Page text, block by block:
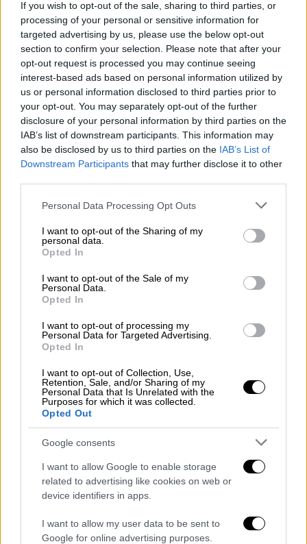
If you wish to opt-out of the sale, sharing to third parties, or
processing of your personal or sensitive information for
targeted advertising by us, please use the below opt-out
section to confirm your selection. Please note that after your
opt-out request is processed you may continue seeing
interest-based ads based on personal information utilized by
us or personal information disclosed to third parties prior to
your opt-out. You may separately opt-out of the further
disclosure of your personal information by third parties on the
IAB’s list of downstream participants. This information may
also be disclosed by us to third parties on the IAB’s List of
Downstream Participants that may further disclose it to other
Please note that this website/app uses one or more Google
not limited to your visit or usage behaviour. You may click to
grant or deny consent to Google and its third-party tags to
use your data for below specified purposes in below Google
consent section.
Personal Data Processing Opt Outs
I want to opt-out of the Sharing of my
personal data.
Opted In
I want to opt-out of the Sale of my
Personal Data.
Opted In
I want to opt-out of processing my
Personal Data for Targeted Advertising.
Opted In
I want to opt-out of Collection, Use,
Retention, Sale, and/or Sharing of my
Personal Data that Is Unrelated with the
Purposes for which it was collected.
Opted Out
Google consents
I want to allow Google to enable storage
related to advertising like cookies on web or
device identifiers in apps.
I want to allow my user data to be sent to
Google for online advertising purposes.
προτού μεταπηδήσει το 2019 στο δεξιό
Λικούντ του πρωθυπουργού Νετανιάχου-
κατά τη διάρκεια τηλεοπτικού διαγγέλματός
του.
ΔΙΑΒΑΣΤΕ ΕΠΙΣΗΣ
Κόσμος|02.01.2025 08:40
Τουλάχιστον 10 νεκροί σε
βομβαρδισμό του Ισραήλ σε
Υπηρέτησα τη χώρα για 35 χρόνια
στρατό και για μια δεκαετία στην κυβέρνηση
και στην Κνέσετ. Υπάρχουν στιγμές που
την κατεύθυνση που έχεις πάρει», πρόσθεσε
ο 66χρονος άλλοτε αξιωματικός των
ειδικών δυνάμεων του πολεμικού ναυτικού
και επικεφαλής της νότιας διοίκησης.
Εκκρεμεί ένταλμα εις βάρος του
Ο κ. Γκάλαντ για χρόνια θεωρείτο « γεράκι
της ισραηλινής κυβέρνησης
. Ως υπουργός
Άμυνας, διαδραμάτισε κεντρικό ρόλο μετά
την άνευ προηγουμένου έφοδο του
στρατιωτικού βραχίονα της Χαμάς στο νότιο
τμήμα της ισραηλινής επικράτειας την 7η